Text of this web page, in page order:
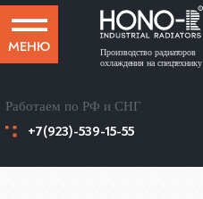
МЕНЮ
Производство радиаторов
охлаждения на спецтехнику
Работаем по РФ и СНГ
+7(923)-539-15-55